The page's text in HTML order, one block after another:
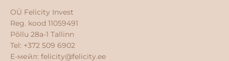
OÜ Felicity Invest
Reg. kood 11059491
Põllu 28a-1 Tallinn
Tel: +372 509 6902
E-мейл: felicity@felicity.ee